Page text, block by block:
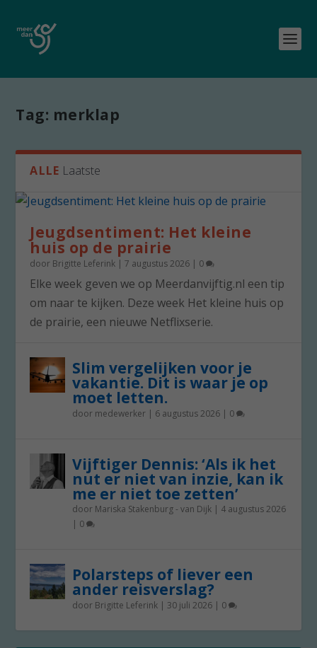
Tag: merklap
ALLE Laatste
Jeugdsentiment: Het kleine
huis op de prairie
door Brigitte Leferink |7 augustus 2026 | 0
Elke week geven we op Meerdanvijftig.nl een tip
om naar te kijken. Deze week Het kleine huis op
de prairie, een nieuwe Netflixserie.
Slim vergelijken voor je
vakantie. Dit is waar je op
moet letten.
door medewerker | 6 augustus 2026 | 0
Vijftiger Dennis: ‘Als ik het
nut er niet van inzie, kan ik
me er niet toe zetten’
door Mariska Stakenburg - van Dijk | 4 augustus 2026
| 0
Polarsteps of liever een
ander reisverslag?
door Brigitte Leferink | 30 juli 2026 | 0